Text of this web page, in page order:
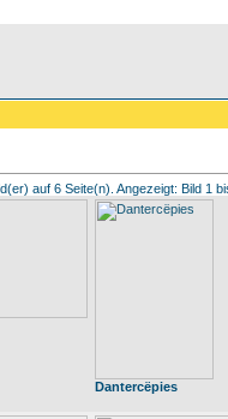
auf 6 Seite(n). Angezeigt: Bild 1
Dantercëpies